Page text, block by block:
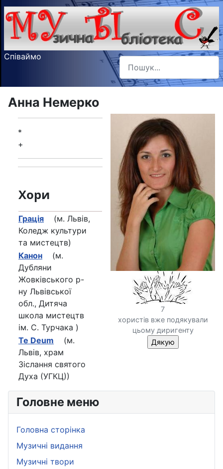
Співаймо Пошук
Type 2 or more characters
Головне меню
Головна сторінка
Музичні видання
Музичні твори
Анна Немерко
7
хористів вже подякували
цьому диригенту
*
+
Хори
Грація (м. Львів,
Коледж культури
та мистецтв)
Канон (м.
Дубляни
Жовківського р-
ну Львівської
обл., Дитяча
школа мистецтв
ім. С. Турчака )
Te Deum (м.
Львiв, храм
Зiслання святого
Духа (УГКЦ))